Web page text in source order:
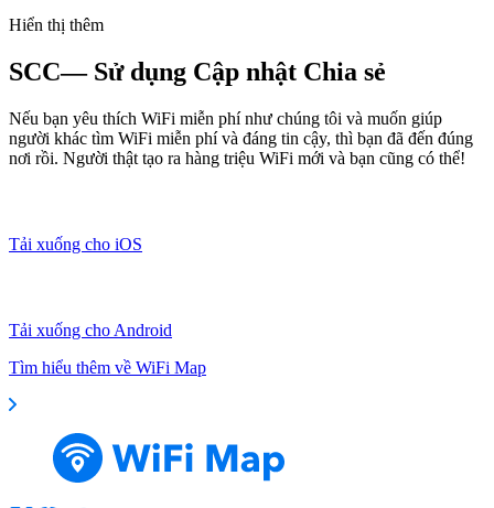
Hiển thị thêm
SCC— Sử dụng Cập nhật Chia sẻ
Nếu bạn yêu thích WiFi miễn phí như chúng tôi và muốn giúp
người khác tìm WiFi miễn phí và đáng tin cậy, thì bạn đã đến đúng
nơi rồi. Người thật tạo ra hàng triệu WiFi mới và bạn cũng có thể!
Tải xuống cho iOS
Tải xuống cho Android
Tìm hiểu thêm về WiFi Map